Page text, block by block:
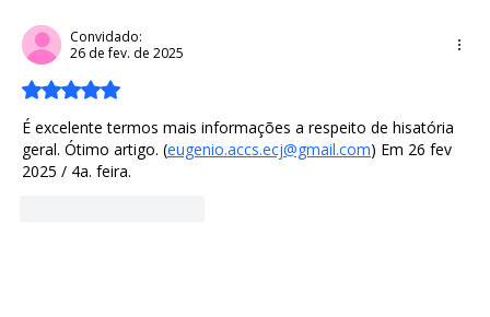
"Rei Sem Preparo" da Inglaterra da Era
Viking
Convidado:
26 de fev. de 2025
Avaliado com 5 de 5 estrelas.
É excelente termos mais informações a respeito de hisatória
geral. Ótimo artigo. (eugenio.accs.ecj@gmail.com) Em 26 fev
2025 / 4a. feira.